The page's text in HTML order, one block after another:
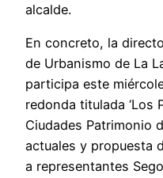
alcalde.
En concreto, la
de Urbanismo de La
participa este
redonda titulada ‘Los
Ciudades Patrimonio
actuales y propuesta
a representantes